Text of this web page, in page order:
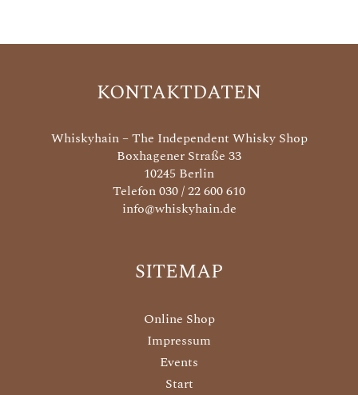
KONTAKTDATEN
Whiskyhain – The Independent Whisky Shop
Boxhagener Straße 33
10245 Berlin
Telefon 030 / 22 600 610
info@whiskyhain.de
SITEMAP
Online Shop
Impressum
Events
Start